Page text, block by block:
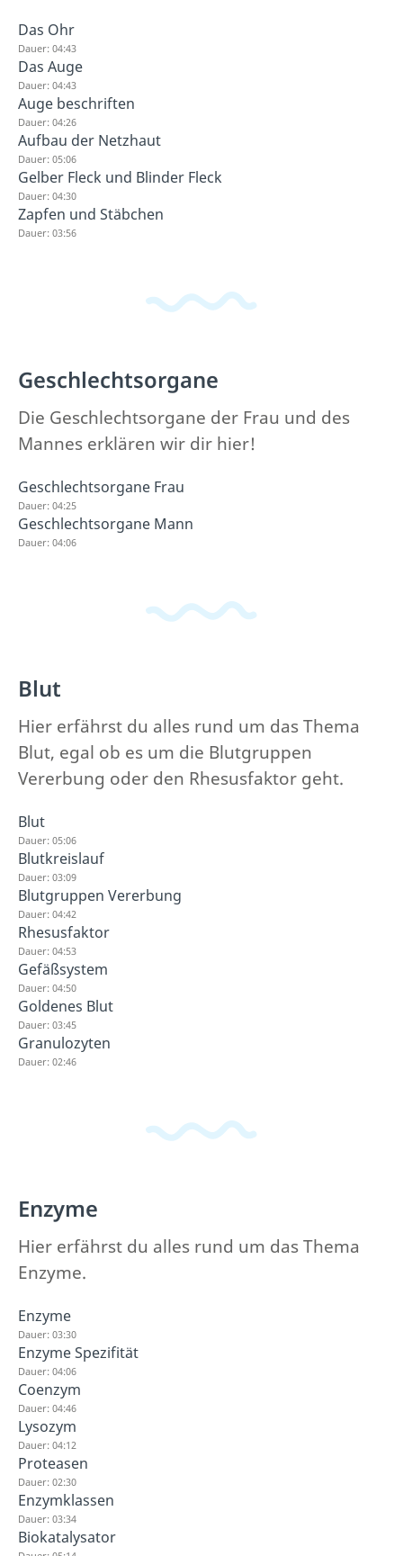
Das Ohr
Dauer: 04:43
Das Auge
Dauer: 04:43
Auge beschriften
Dauer: 04:26
Aufbau der Netzhaut
Dauer: 05:06
Gelber Fleck und Blinder Fleck
Dauer: 04:30
Zapfen und Stäbchen
Dauer: 03:56
Geschlechtsorgane
Die Geschlechtsorgane der Frau und des
Mannes erklären wir dir hier!
Geschlechtsorgane Frau
Dauer: 04:25
Geschlechtsorgane Mann
Dauer: 04:06
Blut
Hier erfährst du alles rund um das Thema
Blut, egal ob es um die Blutgruppen
Vererbung oder den Rhesusfaktor geht.
Blut
Dauer: 05:06
Blutkreislauf
Dauer: 03:09
Blutgruppen Vererbung
Dauer: 04:42
Rhesusfaktor
Dauer: 04:53
Gefäßsystem
Dauer: 04:50
Goldenes Blut
Dauer: 03:45
Granulozyten
Dauer: 02:46
Enzyme
Hier erfährst du alles rund um das Thema
Enzyme.
Enzyme
Dauer: 03:30
Enzyme Spezifität
Dauer: 04:06
Coenzym
Dauer: 04:46
Lysozym
Dauer: 04:12
Proteasen
Dauer: 02:30
Enzymklassen
Dauer: 03:34
Biokatalysator